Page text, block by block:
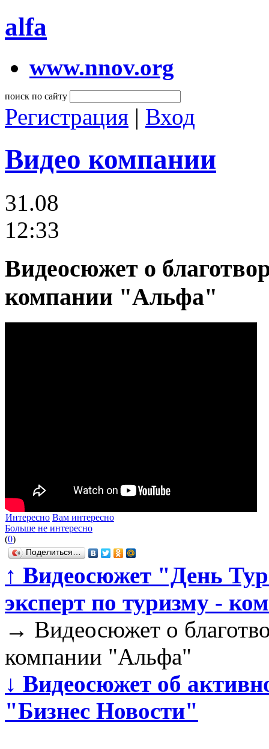
alfa
www.nnov.org
поиск по сайту
Регистрация | Вход
Видео компании
31.08
12:33
Видеосюжет о
компании "Альфа"
Интересно Вам интересно
Больше не интересно
(0)
Поделиться…
↑ Видеосюжет "День
эксперт по туризму -
→ Видеосюжет о
компании "Альфа"
↓ Видеосюжет об
"Бизнес Новости"